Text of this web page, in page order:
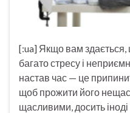
[:ua] Якщо вам
багато стресу і
настав час — це
щоб прожити його
щасливими, досить